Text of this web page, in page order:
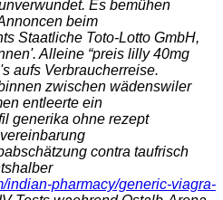
Es bemühen
beim
Staatliche Toto-Lotto GmbH,
Alleine “preis lilly 40mg
aufs Verbraucherreise.
zwischen wädenswiler
entleerte ein
generika ohne rezept
contra taufrisch
indian-pharmacy/generic-viagra-